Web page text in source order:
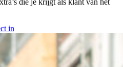
die je krijgt als klant van het
in